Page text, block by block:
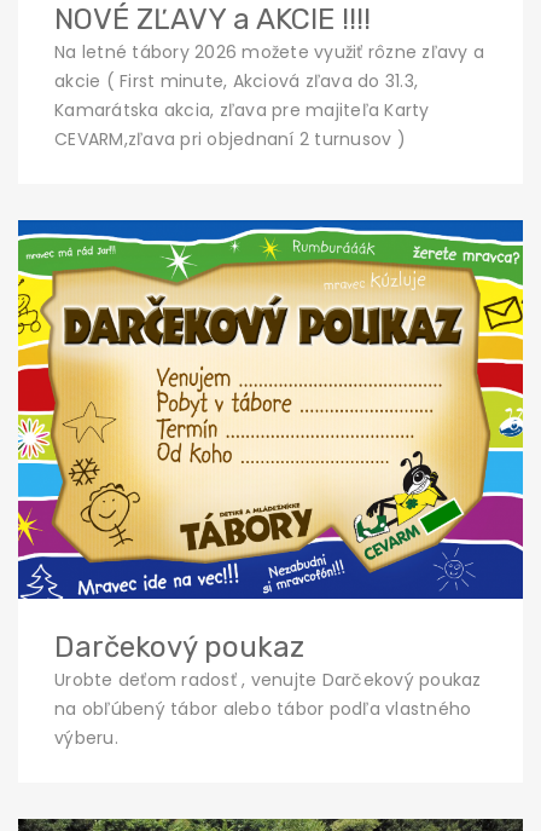
NOVÉ ZĽAVY a AKCIE !!!!
Na letné tábory 2026 možete využiť rôzne zľavy a
akcie ( First minute, Akciová zľava do 31.3,
Kamarátska akcia, zľava pre majiteľa Karty
CEVARM,zľava pri objednaní 2 turnusov )
Darčekový poukaz
Urobte deťom radosť , venujte Darčekový poukaz
na obľúbený tábor alebo tábor podľa vlastného
výberu.